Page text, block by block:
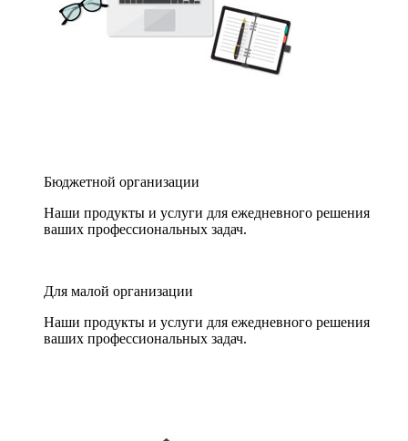
Бюджетной организации
Наши продукты и услуги для ежедневного решения
ваших профессиональных задач.
Для малой организации
Наши продукты и услуги для ежедневного решения
ваших профессиональных задач.